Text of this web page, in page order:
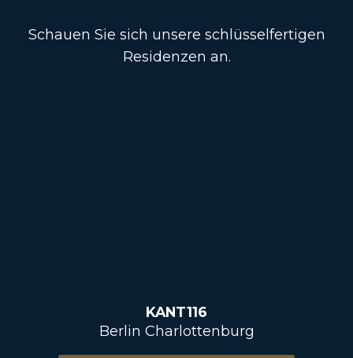
Schauen Sie sich unsere schlüsselfertigen
Residenzen an.
KANT116
Berlin Charlottenburg